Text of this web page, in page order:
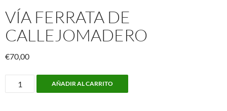
VÍA FERRATA DE
CALLEJOMADERO
€70,00
Ferrata
AÑADIR AL CARRITO